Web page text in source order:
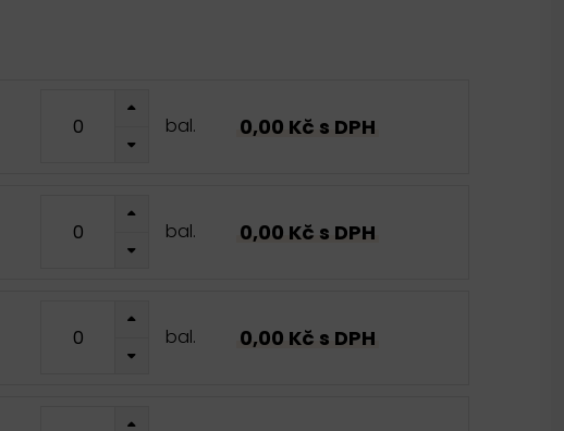
bal. 0,00 Kč s DPH
bal. 0,00 Kč s DPH
bal. 0,00 Kč s DPH